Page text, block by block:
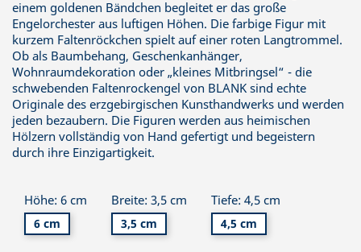
einem goldenen Bändchen begleitet er das große
Engelorchester aus luftigen Höhen. Die farbige Figur mit
kurzem Faltenröckchen spielt auf einer roten Langtrommel.
Ob als Baumbehang, Geschenkanhänger,
Wohnraumdekoration oder „kleines Mitbringsel“ - die
schwebenden Faltenrockengel von BLANK sind echte
Originale des erzgebirgischen Kunsthandwerks und werden
jeden bezaubern. Die Figuren werden aus heimischen
Hölzern vollständig von Hand gefertigt und begeistern
durch ihre Einzigartigkeit.
Höhe: 6 cm
6 cm
Breite: 3,5 cm
3,5 cm
Tiefe: 4,5 cm
4,5 cm